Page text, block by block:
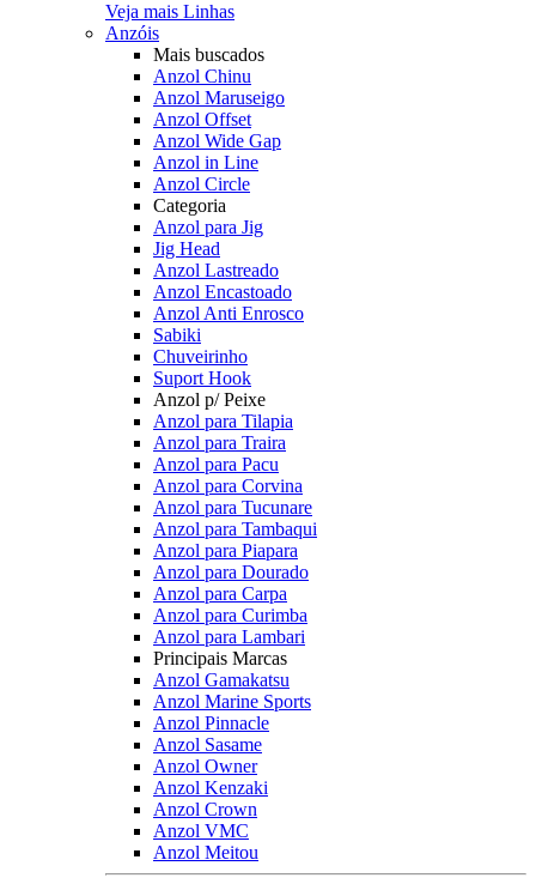
Veja mais Linhas
Anzóis
Mais buscados
Anzol Chinu
Anzol Maruseigo
Anzol Offset
Anzol Wide Gap
Anzol in Line
Anzol Circle
Categoria
Anzol para Jig
Jig Head
Anzol Lastreado
Anzol Encastoado
Anzol Anti Enrosco
Sabiki
Chuveirinho
Suport Hook
Anzol p/ Peixe
Anzol para Tilapia
Anzol para Traira
Anzol para Pacu
Anzol para Corvina
Anzol para Tucunare
Anzol para Tambaqui
Anzol para Piapara
Anzol para Dourado
Anzol para Carpa
Anzol para Curimba
Anzol para Lambari
Principais Marcas
Anzol Gamakatsu
Anzol Marine Sports
Anzol Pinnacle
Anzol Sasame
Anzol Owner
Anzol Kenzaki
Anzol Crown
Anzol VMC
Anzol Meitou